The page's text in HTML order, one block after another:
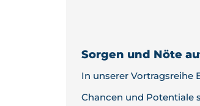
Sorgen und Nöte
In unserer Vortragsreihe
Chancen und Potentiale